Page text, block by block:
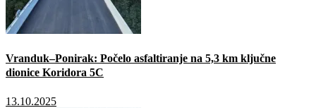
Vranduk–Ponirak: Počelo asfaltiranje na 5,3 km ključne
dionice Koridora 5C
13.10.2025